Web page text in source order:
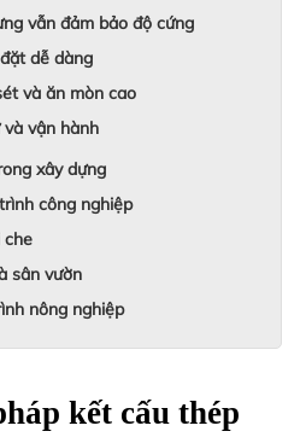
vẫn đảm bảo độ cứng
dễ dàng
và ăn mòn cao
vận hành
xây dựng
công nghiệp
che
sân vườn
nông nghiệp
kết cấu thép